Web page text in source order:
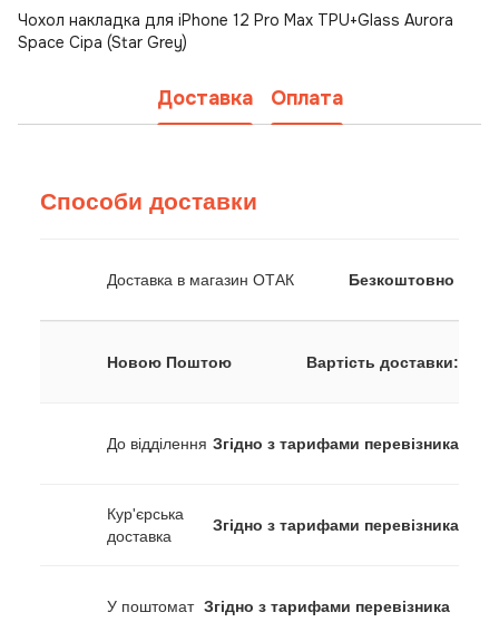
Чохол накладка для iPhone 12 Pro Max TPU+Glass Aurora
Space Сіра (Star Grey)
Доставка Оплата
Способи доставки
Доставка в магазин ОТАК Безкоштовно
Новою Поштою Вартість доставки:
До відділення Згідно з тарифами перевізника
Кур'єрська
доставка
Згідно з тарифами перевізника
У поштомат Згідно з тарифами перевізника